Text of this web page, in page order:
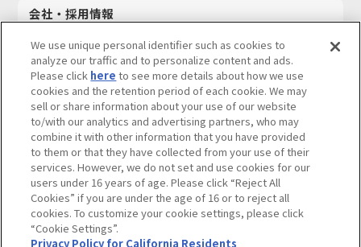
会社・採用情報
採用情報
サステナビリティ
お問い合わせ
ウェブサイトご利用条件 ソーシャルメディアポリシー
個人情報及び特定個人情報等の取り扱いに関する保護方針
Do Not Sell or Share My Personal Information著作権・商標について
カスタマーハラスメントに対する基本的な対応方針
We use unique personal identifier such as cookies to
analyze our traffic and to personalize content and ads.
Please click here to see more details about how we use
cookies and the retention period of each cookie. We may
sell or share information about your use of our website
to/with our analytics and advertising partners, who may
combine it with other information that you have provided
to them or that they have collected from your use of their
services. However, we do not set and use cookies for our
users under 16 years of age. Please click “Reject All
Cookies” if you are under the age of 16 or to reject all
cookies. To customize your cookie settings, please click
“Cookie Settings”.
Privacy Policy for California Residents